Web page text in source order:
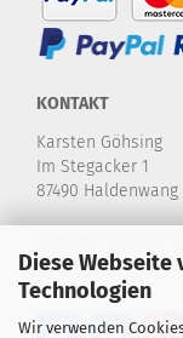
Diese Webseite
Technologien
Wir verwenden
KONTAKT
Karsten Göhsing
Im Stegacker 1
87490 Haldenwang
E-Mail: